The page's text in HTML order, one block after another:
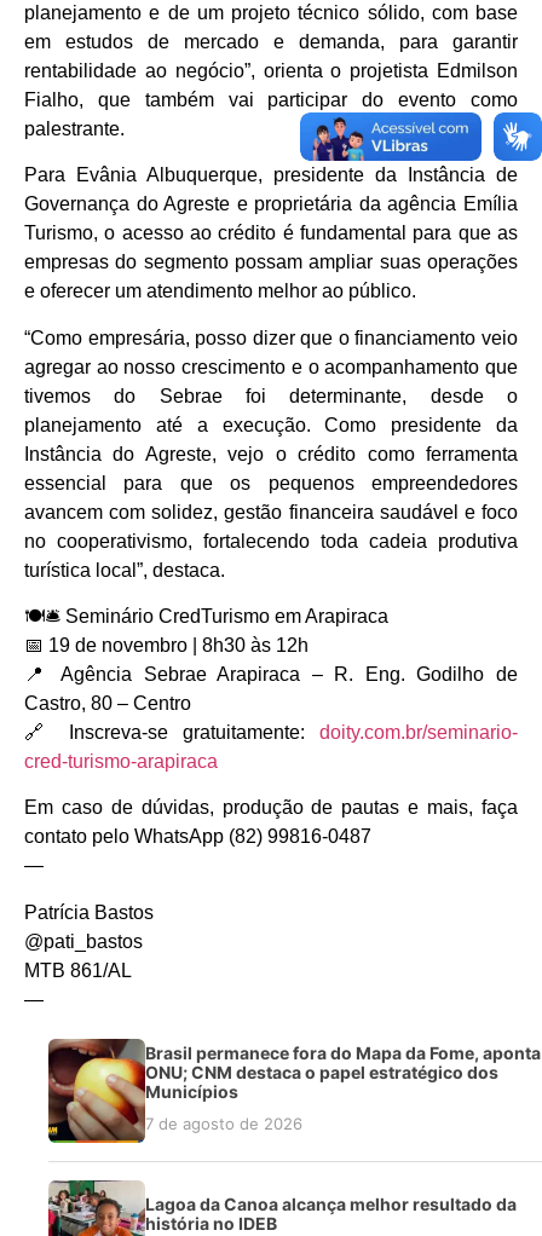
planejamento e de um projeto técnico sólido, com base
em estudos de mercado e demanda, para garantir
rentabilidade ao negócio”, orienta o projetista Edmilson
Fialho, que também vai participar do evento como
palestrante.
Para Evânia Albuquerque, presidente da Instância de
Governança do Agreste e proprietária da agência Emília
Turismo, o acesso ao crédito é fundamental para que as
empresas do segmento possam ampliar suas operações
e oferecer um atendimento melhor ao público.
“Como empresária, posso dizer que o financiamento veio
agregar ao nosso crescimento e o acompanhamento que
tivemos do Sebrae foi determinante, desde o
planejamento até a execução. Como presidente da
Instância do Agreste, vejo o crédito como ferramenta
essencial para que os pequenos empreendedores
avancem com solidez, gestão financeira saudável e foco
no cooperativismo, fortalecendo toda cadeia produtiva
turística local”, destaca.
🍽🛎 Seminário CredTurismo em Arapiraca
📅 19 de novembro | 8h30 às 12h
📍 Agência Sebrae Arapiraca – R. Eng. Godilho de
Castro, 80 – Centro
🔗 Inscreva-se gratuitamente: doity.com.br/seminario-
cred-turismo-arapiraca
Em caso de dúvidas, produção de pautas e mais, faça
contato pelo WhatsApp (82) 99816-0487
—
Patrícia Bastos
@pati_bastos
MTB 861/AL
—
Brasil permanece fora do Mapa da Fome, aponta
ONU; CNM destaca o papel estratégico dos
Municípios
7 de agosto de 2026
Lagoa da Canoa alcança melhor resultado da
história no IDEB